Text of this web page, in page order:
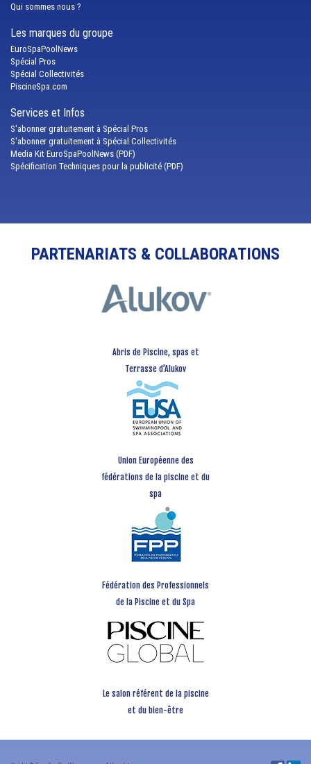
Qui sommes nous ?
Les marques du groupe
EuroSpaPoolNews
Spécial Pros
Spécial Collectivités
PiscineSpa.com
Services et Infos
S'abonner gratuitement à Spécial Pros
S'abonner gratuitement à Spécial Collectivités
Media Kit EuroSpaPoolNews (PDF)
Spécification Techniques pour la publicité (PDF)
PARTENARIATS & COLLABORATIONS
Abris de Piscine, spas et
Terrasse d’Alukov
Union Européenne des
fédérations de la piscine et du
spa
Fédération des Professionnels
de la Piscine et du Spa
Le salon référent de la piscine
et du bien-être